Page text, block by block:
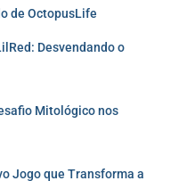
de OctopusLife
Desvendando o
Mitológico nos
Jogo que Transforma a